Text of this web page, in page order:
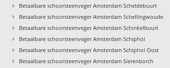
› Betaalbare schoorsteenveger Amsterdam Scheldebuurt
› Betaalbare schoorsteenveger Amsterdam Schellingwoude
› Betaalbare schoorsteenveger Amsterdam Schinkelbuurt
› Betaalbare schoorsteenveger Amsterdam Schiphol
› Betaalbare schoorsteenveger Amsterdam Schiphol Oost
› Betaalbare schoorsteenveger Amsterdam Sierenborch